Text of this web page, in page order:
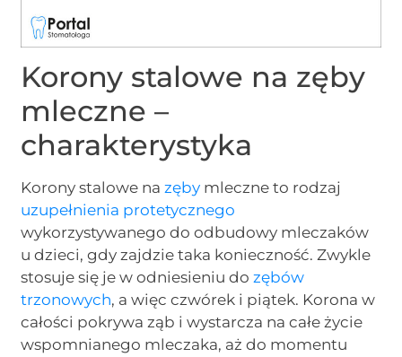
Korony stalowe na zęby
mleczne –
charakterystyka
Korony stalowe nazęby mleczne to rodzaj
uzupełnienia protetycznego
wykorzystywanego do odbudowy mleczaków
u dzieci, gdy zajdzie taka konieczność. Zwykle
stosuje się je w odniesieniu dozębów
trzonowych, a więc czwórek i piątek. Korona w
całości pokrywa ząb i wystarcza na całe życie
wspomnianego mleczaka, aż do momentu